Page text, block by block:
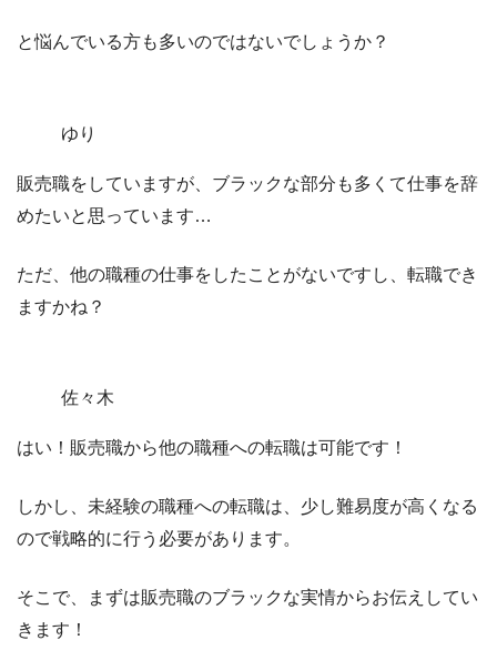
と悩んでいる方も多いのではないでしょうか？
ゆり
販売職をしていますが、ブラックな部分も多くて仕事を辞
めたいと思っています…
ただ、他の職種の仕事をしたことがないですし、転職でき
ますかね？
佐々木
はい！販売職から他の職種への転職は可能です！
しかし、未経験の職種への転職は、少し難易度が高くなる
ので戦略的に行う必要があります。
そこで、まずは販売職のブラックな実情からお伝えしてい
きます！